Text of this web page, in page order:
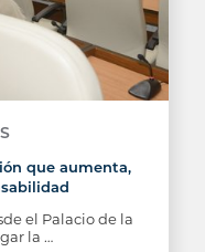
que aumenta,
el Palacio de la
la …